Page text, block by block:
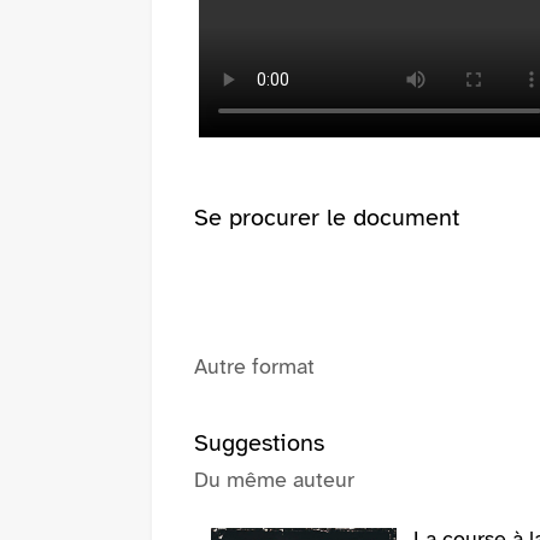
Se procurer le document
Autre format
Suggestions
Du même auteur